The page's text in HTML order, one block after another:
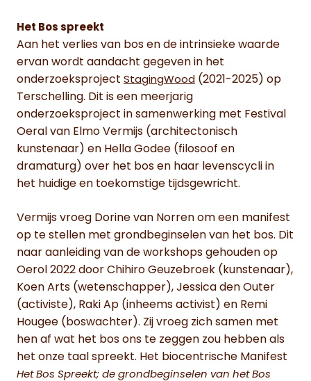
Het Bos spreekt
Aan het verlies van bos en de intrinsieke waarde
ervan wordt aandacht gegeven in het
onderzoeksproject StagingWood (2021-2025) op
Terschelling. Dit is een meerjarig
onderzoeksproject in samenwerking met Festival
Oeral van Elmo Vermijs (architectonisch
kunstenaar) en Hella Godee (filosoof en
dramaturg) over het bos en haar levenscycli in
het huidige en toekomstige tijdsgewricht.
Vermijs vroeg Dorine van Norren om een manifest
op te stellen met grondbeginselen van het bos. Dit
naar aanleiding van de workshops gehouden op
Oerol 2022 door Chihiro Geuzebroek (kunstenaar),
Koen Arts (wetenschapper), Jessica den Outer
(activiste), Raki Ap (inheems activist) en Remi
Hougee (boswachter). Zij vroeg zich samen met
hen af wat het bos ons te zeggen zou hebben als
het onze taal spreekt. Het biocentrische Manifest
Het Bos Spreekt; de grondbeginselen van het Bos